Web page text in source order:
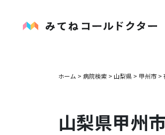
ホーム > 病院検索 > 山梨県 > 甲州市 >
山梨県甲州